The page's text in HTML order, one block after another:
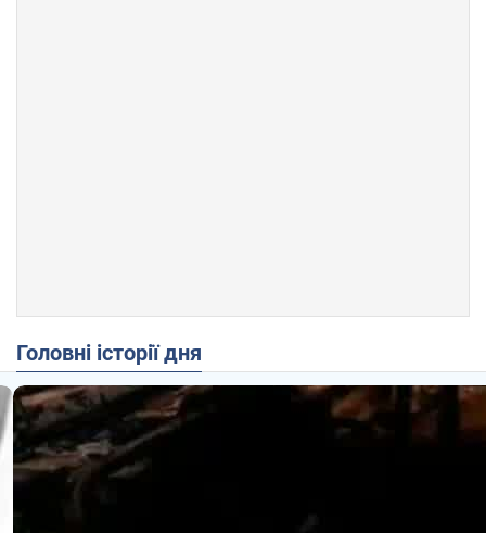
Головні історії дня